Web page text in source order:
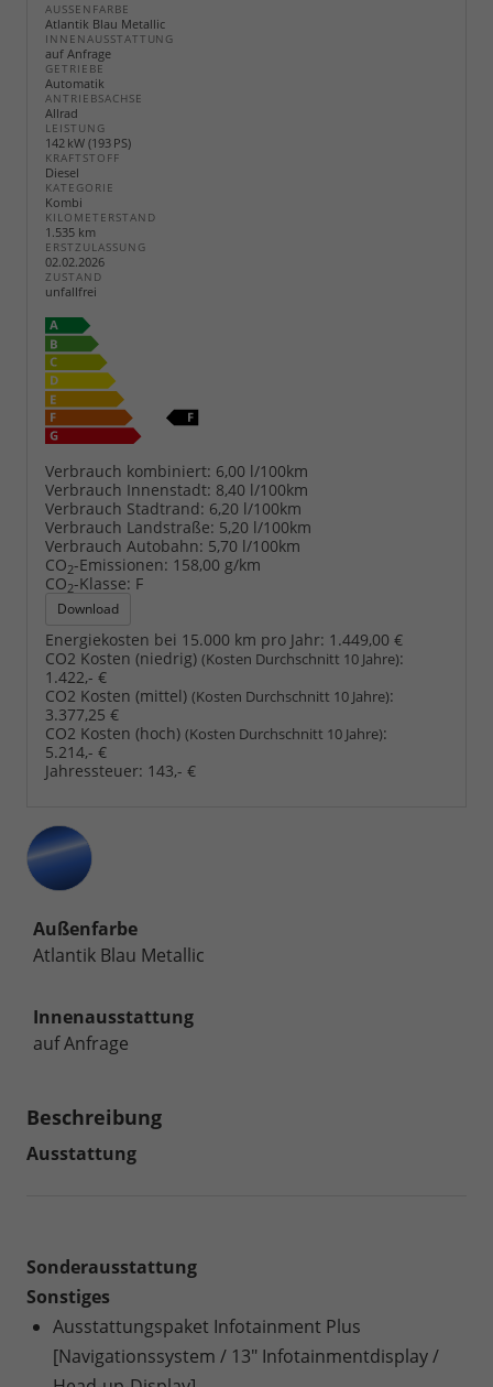
AUSSENFARBE
Atlantik Blau Metallic
INNENAUSSTATTUNG
auf Anfrage
GETRIEBE
Automatik
ANTRIEBSACHSE
Allrad
LEISTUNG
142 kW (193 PS)
KRAFTSTOFF
Diesel
KATEGORIE
Kombi
KILOMETERSTAND
1.535 km
ERSTZULASSUNG
02.02.2026
ZUSTAND
unfallfrei
Verbrauch kombiniert: 6,00 l/100km
Verbrauch Innenstadt: 8,40 l/100km
Verbrauch Stadtrand: 6,20 l/100km
Verbrauch Landstraße: 5,20 l/100km
Verbrauch Autobahn: 5,70 l/100km
CO2-Emissionen: 158,00 g/km
CO2-Klasse: F
Download
Energiekosten bei 15.000 km pro Jahr: 1.449,00 €
CO2 Kosten (niedrig) (Kosten Durchschnitt 10 Jahre):
1.422,- €
CO2 Kosten (mittel) (Kosten Durchschnitt 10 Jahre):
3.377,25 €
CO2 Kosten (hoch) (Kosten Durchschnitt 10 Jahre):
5.214,- €
Jahressteuer: 143,- €
Außenfarbe
Atlantik Blau Metallic
Innenausstattung
auf Anfrage
Beschreibung
Ausstattung
Sonderausstattung
Sonstiges
Ausstattungspaket Infotainment Plus
[Navigationssystem / 13" Infotainmentdisplay /